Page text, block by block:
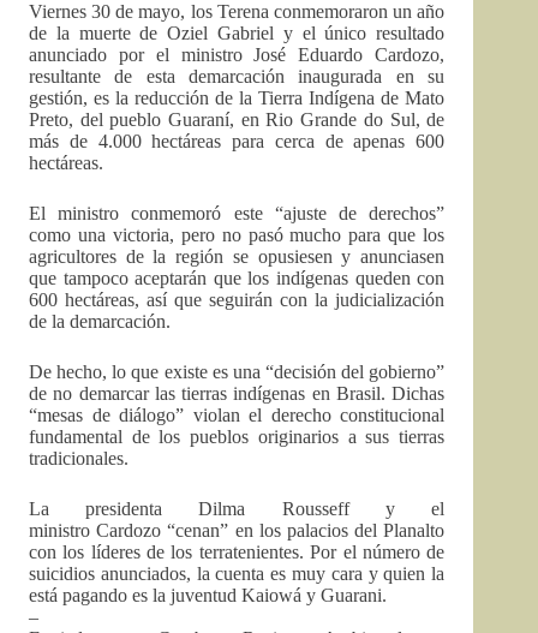
Viernes 30 de mayo, los Terena conmemoraron un año
de la muerte de Oziel Gabriel y el único resultado
anunciado por el ministro José Eduardo Cardozo,
resultante de esta demarcación inaugurada en su
gestión, es la reducción de la Tierra Indígena de Mato
Preto, del pueblo Guaraní, en Rio Grande do Sul, de
más de 4.000 hectáreas para cerca de apenas 600
hectáreas.
El ministro conmemoró este “ajuste de derechos”
como una victoria, pero no pasó mucho para que los
agricultores de la región se opusiesen y anunciasen
que tampoco aceptarán que los indígenas queden con
600 hectáreas, así que seguirán con la judicialización
de la demarcación.
De hecho, lo que existe es una “decisión del gobierno”
de no demarcar las tierras indígenas en Brasil. Dichas
“mesas de diálogo” violan el derecho constitucional
fundamental de los pueblos originarios a sus tierras
tradicionales.
La presidenta Dilma Rousseff y el
ministro Cardozo “cenan” en los palacios del Planalto
con los líderes de los terratenientes. Por el número de
suicidios anunciados, la cuenta es muy cara y quien la
está pagando es la juventud Kaiowá y Guarani.
–